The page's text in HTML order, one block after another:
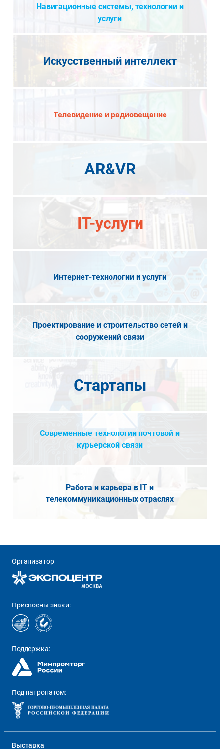
Навигационные системы, технологии и
услуги
Искусственный интеллект
Телевидение и радиовещание
AR&VR
IT-услуги
Интернет-технологии и услуги
Проектирование и строительство сетей и
сооружений связи
Стартапы
Современные технологии почтовой и
курьерской связи
Работа и карьера в IT и
телекоммуникационных отраслях
Организатор:
Присвоены знаки:
Поддержка:
Под патронатом:
Выставка